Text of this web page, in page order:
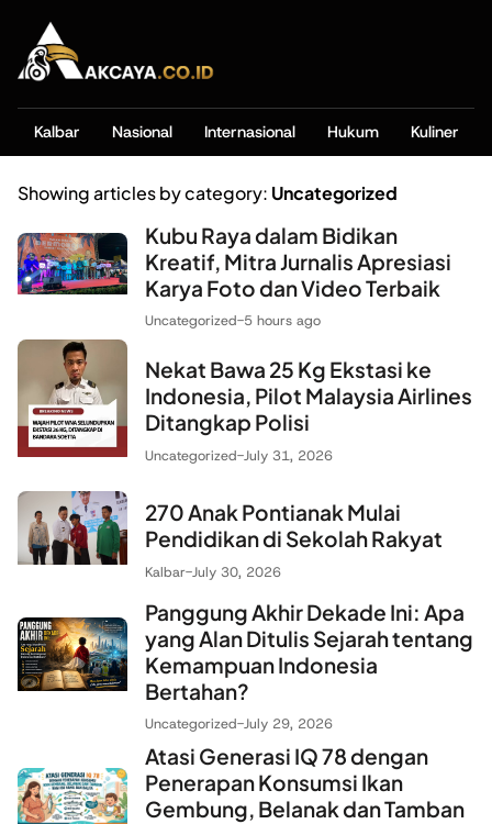
Kalbar Nasional Internasional Hukum Kuliner
Showing articles by category: Uncategorized
Kubu Raya dalam Bidikan
Kreatif, Mitra Jurnalis Apresiasi
Karya Foto dan Video Terbaik
Uncategorized-5 hours ago
Nekat Bawa 25 Kg Ekstasi ke
Indonesia, Pilot Malaysia Airlines
Ditangkap Polisi
Uncategorized-July 31, 2026
270 Anak Pontianak Mulai
Pendidikan di Sekolah Rakyat
Kalbar-July 30, 2026
Panggung Akhir Dekade Ini: Apa
yang Alan Ditulis Sejarah tentang
Kemampuan Indonesia
Bertahan?
Uncategorized-July 29, 2026
Atasi Generasi IQ 78 dengan
Penerapan Konsumsi Ikan
Gembung, Belanak dan Tamban